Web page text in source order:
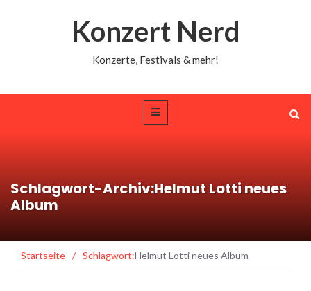
Konzert Nerd
Konzerte, Festivals & mehr!
Schlagwort-Archiv:Helmut Lotti neues
Album
Startseite / Schlagwort:Helmut Lotti neues Album